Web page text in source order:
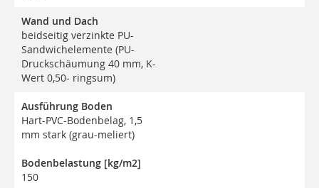
Wand und Dach
beidseitig verzinkte PU-
Sandwichelemente (PU-
Druckschäumung 40 mm, K-
Wert 0,50- ringsum)
Ausführung Boden
Hart-PVC-Bodenbelag, 1,5
mm stark (grau-meliert)
Bodenbelastung [kg/m2]
150